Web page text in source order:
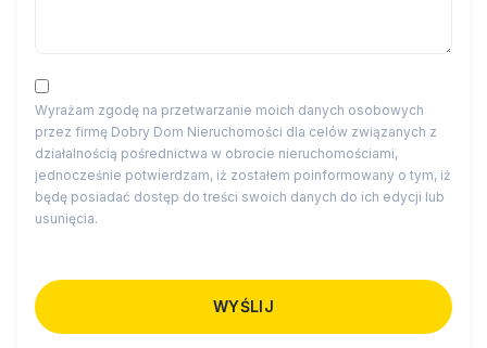
Wyrażam zgodę na przetwarzanie moich danych osobowych
przez firmę Dobry Dom Nieruchomości dla celów związanych z
działalnością pośrednictwa w obrocie nieruchomościami,
jednocześnie potwierdzam, iż zostałem poinformowany o tym, iż
będę posiadać dostęp do treści swoich danych do ich edycji lub
usunięcia.